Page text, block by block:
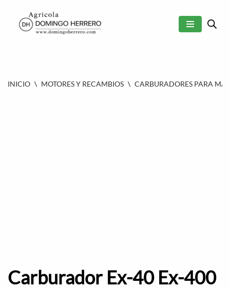
SALTAR
INICIO \ MOTORES Y RECAMBIOS \ CARBURADORES PARA
Carburador Ex-40 Ex-400